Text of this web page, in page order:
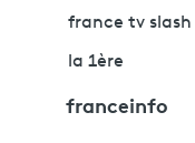
france tv slash
la 1ère
franceinfo